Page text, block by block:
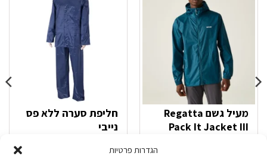
הגדרות פרטיות
מעיל גשם Regatta
Pack It Jacket III
חליפת סערה ללא פס
נייבי